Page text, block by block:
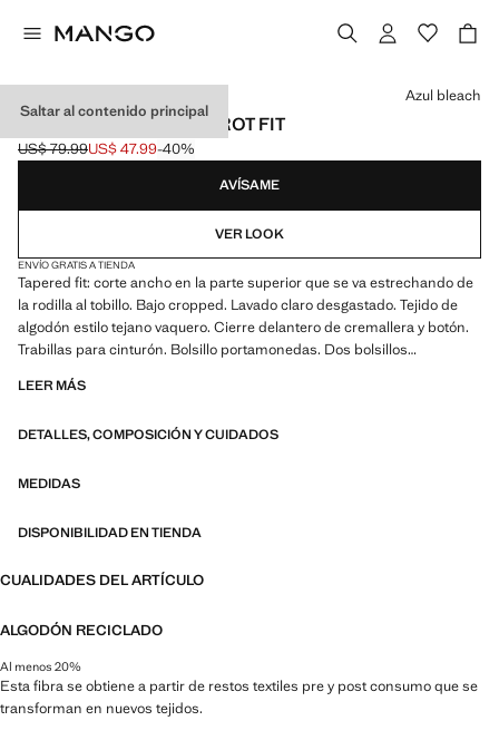
Saltar al contenido principal
JEANS CROPPED CARROT FIT
Precio inicial tachado [US$ 79.99 ]
US$ 79.99
Precio actual [US$ 47.99 ]
US$ 47.99-40%
Selecciona un color
Azul bleach
AVÍSAME
VER LOOK
ENVÍO GRATIS A TIENDA
Tapered fit: corte ancho en la parte superior que se va estrechando de
la rodilla al tobillo. Bajo cropped. Lavado claro desgastado. Tejido de
algodón estilo tejano vaquero. Cierre delantero de cremallera y botón.
Trabillas para cinturón. Bolsillo portamonedas. Dos bolsillos
LEER MÁS
DETALLES, COMPOSICIÓN Y CUIDADOS
MEDIDAS
DISPONIBILIDAD EN TIENDA
CUALIDADES DEL ARTÍCULO
ALGODÓN RECICLADO
Al menos 20%
Esta fibra se obtiene a partir de restos textiles pre y post consumo que se
transforman en nuevos tejidos.